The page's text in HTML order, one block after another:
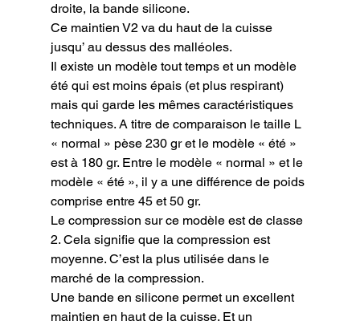
droite, la bande silicone.
Ce maintien V2 va du haut de la cuisse
jusqu’ au dessus des malléoles.
Il existe un modèle tout temps et un modèle
été qui est moins épais (et plus respirant)
mais qui garde les mêmes caractéristiques
techniques. A titre de comparaison le taille L
« normal » pèse 230 gr et le modèle « été »
est à 180 gr. Entre le modèle « normal » et le
modèle « été », il y a une différence de poids
comprise entre 45 et 50 gr.
Le compression sur ce modèle est de classe
2. Cela signifie que la compression est
moyenne. C’est la plus utilisée dans le
marché de la compression.
Une bande en silicone permet un excellent
maintien en haut de la cuisse. Et un